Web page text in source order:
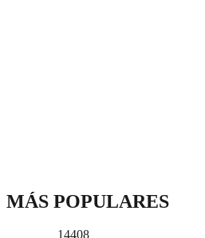
MÁS POPULARES
14408